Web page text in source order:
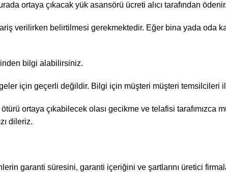
ortaya çıkacak yük asansörü ücreti alıcı tarafından ödenir.
verilirken belirtilmesi gerekmektedir. Eğer bina yada oda
bilgi alabilirsiniz.
için geçerli değildir. Bilgi için müşteri müşteri temsilcileri
ortaya çıkabilecek olası gecikme ve telafisi tarafımızca
dileriz.
garanti süresini, garanti içeriğini ve şartlarını üretici